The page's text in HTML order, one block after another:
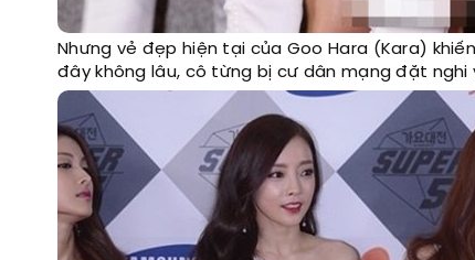
Nhưng vẻ đẹp hiện tại của Goo Hara (Kara)
đây không lâu, cô từng bị cư dân mạng đặt